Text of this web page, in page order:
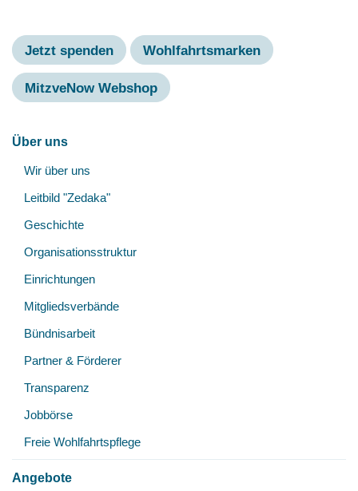
Jetzt spenden Wohlfahrtsmarken
MitzveNow Webshop
Hauptnavigation
Über uns
Wir über uns
Leitbild "Zedaka"
Geschichte
Organisationsstruktur
Einrichtungen
Mitgliedsverbände
Bündnisarbeit
Partner & Förderer
Transparenz
Jobbörse
Freie Wohlfahrtspflege
Angebote